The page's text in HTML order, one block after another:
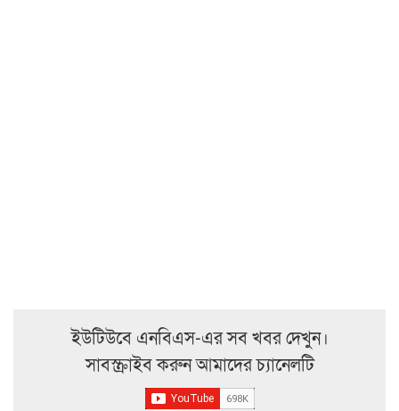
ইউটিউবে এনবিএস-এর সব খবর দেখুন।
সাবস্ক্রাইব করুন আমাদের চ্যানেলটি